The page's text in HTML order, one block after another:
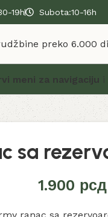
19h Subota:10-16h
preko 6.000
meni za navigaciju i
sa
1.900 рсд